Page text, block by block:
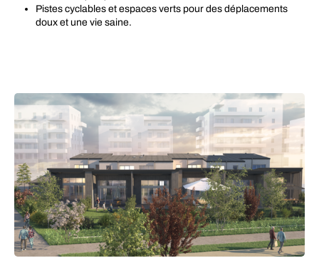
Pistes cyclables et espaces verts pour des déplacements
doux et une vie saine.